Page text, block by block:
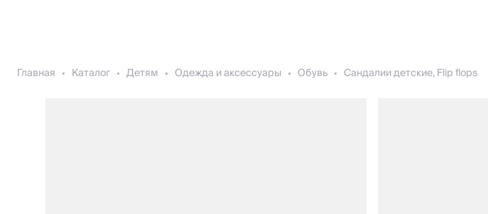
Главная Каталог Детям Одежда и аксессуары Обувь Сандалии детские, Flip flops